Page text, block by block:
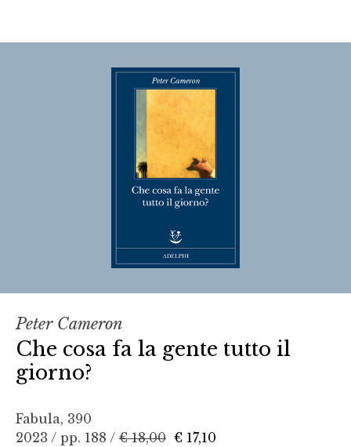
Peter Cameron
Che cosa fa la gente tutto il
giorno?
Fabula, 390
2023 / pp. 188 / € 18,00 € 17,10